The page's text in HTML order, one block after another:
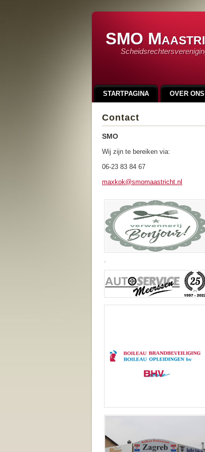
SMO
Contact
SMO
Wij zijn te bereiken via:
06-23 83 84 67
maxkok@smomaastricht.nl
STARTPAGINA OVER ONS